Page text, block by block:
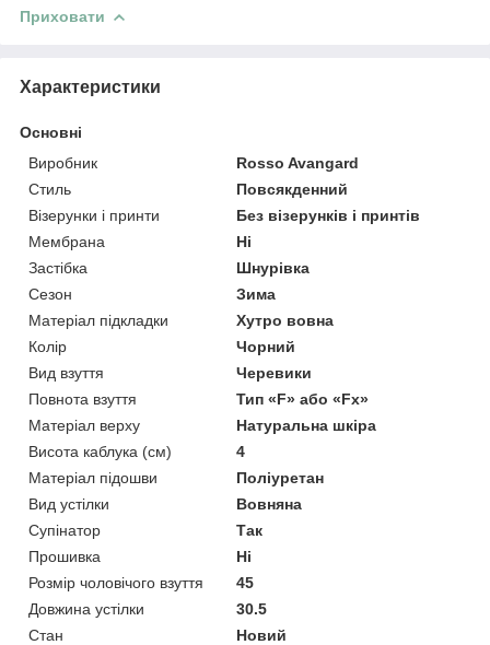
Приховати
Характеристики
Основні
Виробник
Rosso Avangard
Стиль
Повсякденний
Візерунки і принти
Без візерунків і принтів
Мембрана
Ні
Застібка
Шнурівка
Сезон
Зима
Матеріал підкладки
Хутро вовна
Колір
Чорний
Вид взуття
Черевики
Повнота взуття
Тип «F» або «Fx»
Матеріал верху
Натуральна шкіра
Висота каблука (см)
4
Матеріал підошви
Поліуретан
Вид устілки
Вовняна
Супінатор
Так
Прошивка
Ні
Розмір чоловічого взуття
45
Довжина устілки
30.5
Стан
Новий